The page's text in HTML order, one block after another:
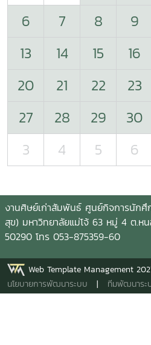
6
7 8 9
13
14 15 16
20
21 22 23
27
28 29 30
3
4 5 6
งานศิษย์เก่าสัมพันธ์ ศูนย์กิจการนัก
สุข) มหาวิทยาลัยแม่โจ้ 63 หมู่ 4 ต.หน
50290 โทร 053-875359-60
Web Template Management
นโยบายการพัฒนาระบบ | ทีมพัฒนาระ